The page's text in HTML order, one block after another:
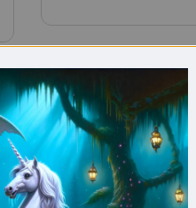
Encore plus